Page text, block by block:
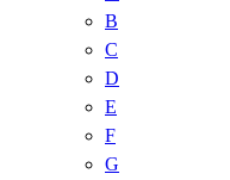
B
C
D
E
F
G